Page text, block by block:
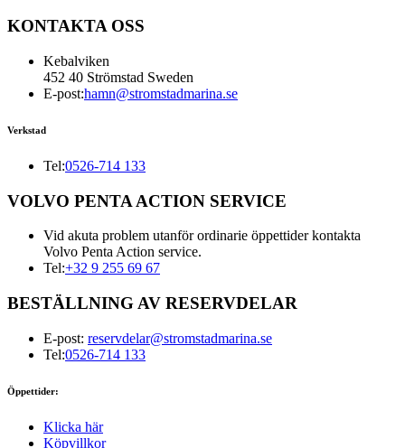
KONTAKTA OSS
Kebalviken
452 40 Strömstad Sweden
E-post:hamn@stromstadmarina.se
Verkstad
Tel:0526-714 133
VOLVO PENTA ACTION SERVICE
Vid akuta problem utanför ordinarie öppettider kontakta
Volvo Penta Action service.
Tel:+32 9 255 69 67
BESTÄLLNING AV RESERVDELAR
E-post: reservdelar@stromstadmarina.se
Tel:0526-714 133
Öppettider:
Klicka här
Köpvillkor